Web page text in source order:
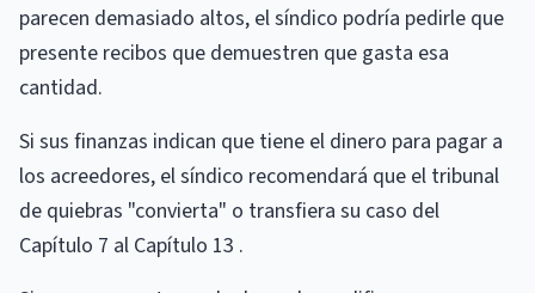
parecen demasiado altos, el síndico podría pedirle que
presente recibos que demuestren que gasta esa
cantidad.
Si sus finanzas indican que tiene el dinero para pagar a
los acreedores, el síndico recomendará que el tribunal
de quiebras "convierta" o transfiera su caso del
Capítulo 7 al Capítulo 13 .